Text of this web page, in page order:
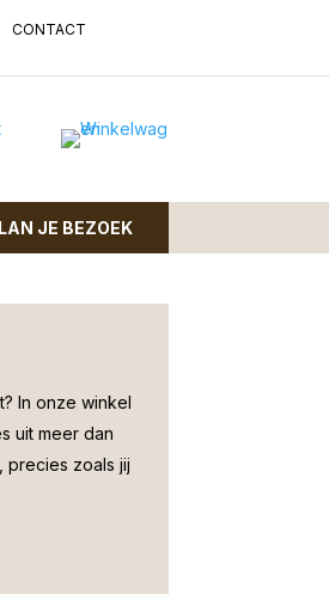
CONTACT
JE BEZOEK
In onze winkel
uit meer dan
precies zoals jij